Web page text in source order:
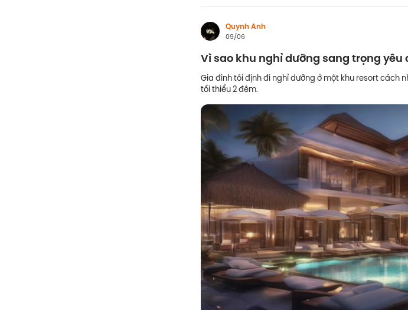
Quynh Anh
09/06
Vì sao khu nghỉ dưỡng sang trọng
Gia đình tôi định đi nghỉ dưỡng ở một khu resort cách
tối thiểu 2 đêm.